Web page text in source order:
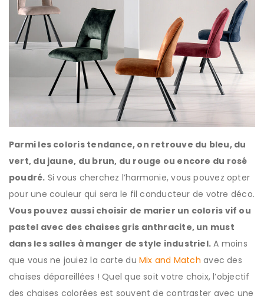
Parmi les coloris tendance, on retrouve du bleu, du
vert, du jaune, du brun, du rouge ou encore du rosé
poudré. Si vous cherchez l’harmonie, vous pouvez opter
pour une couleur qui sera le fil conducteur de votre déco.
Vous pouvez aussi choisir de marier un coloris vif ou
pastel avec des chaises gris anthracite, un must
dans les salles à manger de style industriel. A moins
que vous ne jouiez la carte du Mix and Match avec des
chaises dépareillées ! Quel que soit votre choix, l’objectif
des chaises colorées est souvent de contraster avec une